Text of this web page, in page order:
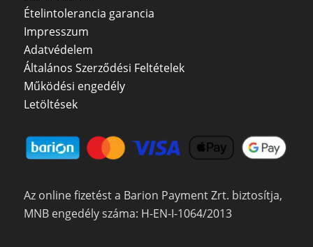
Ételintolerancia garancia
Impresszum
Adatvédelem
Általános Szerződési Feltételek
Működési engedély
Letöltések
Az online fizetést a Barion Payment Zrt. biztosítja,
MNB engedély száma: H-EN-I-1064/2013